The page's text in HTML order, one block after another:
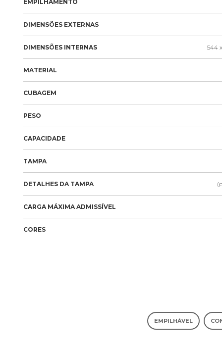
EMPILHAMENTO
DIMENSÕES EXTERNAS
DIMENSÕES INTERNAS 544
MATERIAL
CUBAGEM
PESO
CAPACIDADE
TAMPA
DETALHES DA TAMPA
CARGA MÁXIMA ADMISSÍVEL
CORES
EMPILHÁVEL